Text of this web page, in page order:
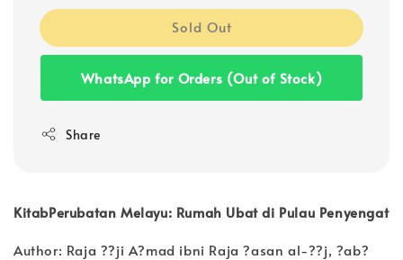
Sold Out
WhatsApp for Orders (Out of Stock)
Share
KitabPerubatan Melayu: Rumah Ubat di Pulau Penyengat
Author: Raja ??ji A?mad ibni Raja ?asan al-??j, ?ab?